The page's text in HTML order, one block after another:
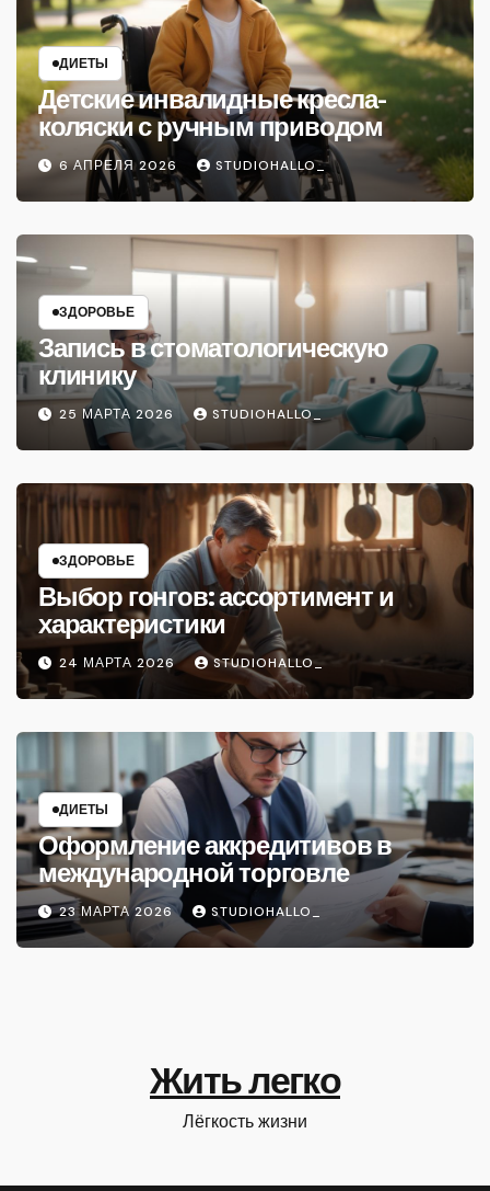
ДИЕТЫ
Детские инвалидные кресла-
коляски с ручным приводом
6 АПРЕЛЯ 2026 STUDIOHALLO_
ЗДОРОВЬЕ
Запись в стоматологическую
клинику
25 МАРТА 2026 STUDIOHALLO_
ЗДОРОВЬЕ
Выбор гонгов: ассортимент и
характеристики
24 МАРТА 2026 STUDIOHALLO_
ДИЕТЫ
Оформление аккредитивов в
международной торговле
23 МАРТА 2026 STUDIOHALLO_
Жить легко
Лёгкость жизни